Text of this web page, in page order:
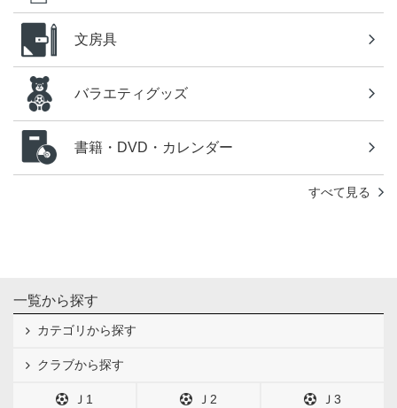
文房具
バラエティグッズ
書籍・DVD・カレンダー
すべて見る
一覧から探す
カテゴリから探す
クラブから探す
Ｊ1 Ｊ2 Ｊ3